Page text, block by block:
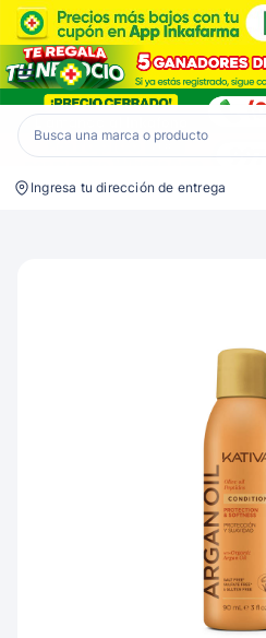
Inkafarma
Ingresa tu dirección de entrega